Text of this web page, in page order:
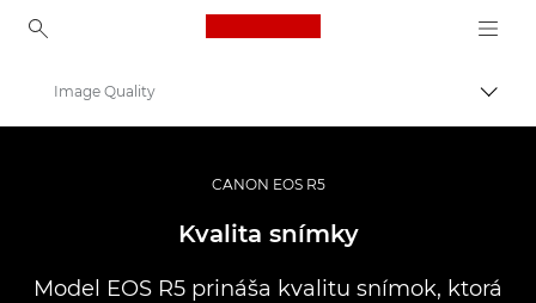
Canon Logo, back to
Image Quality
CANON EOS R5
Kvalita snímky
Model EOS R5 prináša kvalitu snímok, ktorá